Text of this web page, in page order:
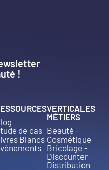
!
de cas
Blancs
VERTICALES
MÉTIERS
Beauté -
Cosmétique
Bricolage -
Discounter
Distribution